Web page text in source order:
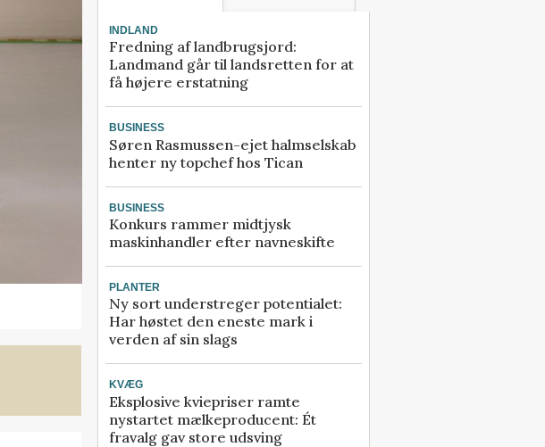
INDLAND
Fredning af landbrugsjord:
Landmand går til landsretten for at
få højere erstatning
BUSINESS
Søren Rasmussen-ejet halmselskab
henter ny topchef hos Tican
BUSINESS
Konkurs rammer midtjysk
maskinhandler efter navneskifte
PLANTER
Ny sort understreger potentialet:
Har høstet den eneste mark i
verden af sin slags
KVÆG
Eksplosive kviepriser ramte
nystartet mælkeproducent: Ét
fravalg gav store udsving